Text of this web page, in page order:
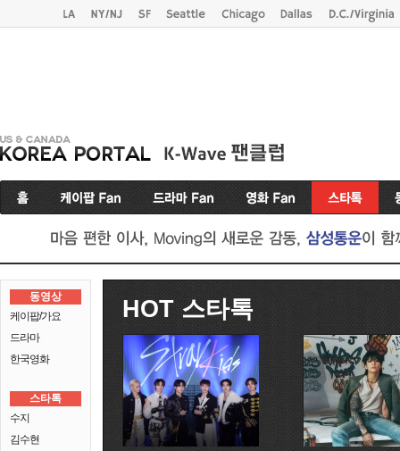
동영상
케이팝/가요
드라마
한국영화
스타톡
수지
김수현
HOT 스타톡